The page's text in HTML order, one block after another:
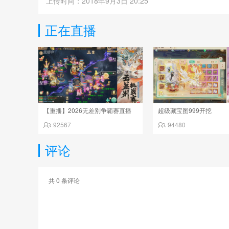
正在直播
【重播】2026无差别争霸赛直播
92567
超级藏宝图999开挖
94480
评论
共0 条评论